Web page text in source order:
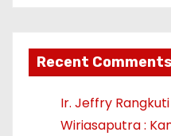
Recent Comments
Ir. Jeffry Rangkuti
Wiriasaputra :